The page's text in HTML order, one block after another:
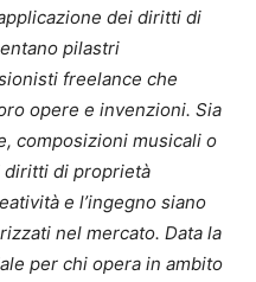
dei diritti di
pilastri
freelance che
opere e invenzioni. Sia
composizioni musicali o
diritti di proprietà
e l’ingegno siano
nel mercato. Data la
per chi opera in ambito